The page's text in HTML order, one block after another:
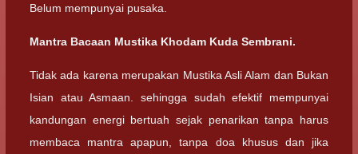
Belum mempunyai pusaka.
Mantra Bacaan Mustika Khodam Kuda Sembrani.
Tidak ada karena merupakan Mustika Asli Alam dan Bukan
Isian atau Asmaan. sehingga sudah efektif mempunyai
kandungan energi bertuah sejak penarikan tanpa harus
membaca mantra apapun, tanpa doa khusus dan jika